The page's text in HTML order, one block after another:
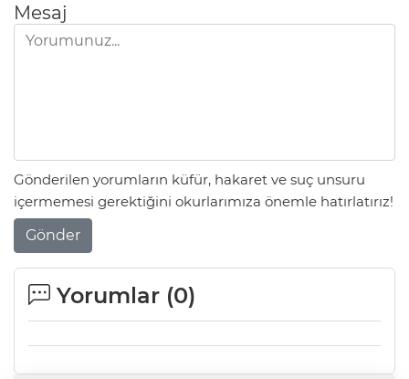
Mesaj
Gönderilen yorumların küfür, hakaret ve suç unsuru
içermemesi gerektiğini okurlarımıza önemle hatırlatırız!
Gönder
Yorumlar (0)